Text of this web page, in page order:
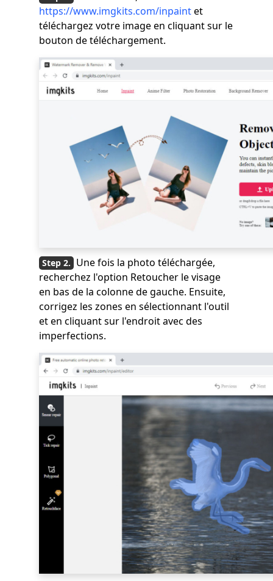
https://www.imgkits.com/inpaintet
téléchargez votre image en cliquant sur le
bouton de téléchargement.
Une fois la photo téléchargée,
recherchez l'option Retoucher le visage
en bas de la colonne de gauche. Ensuite,
corrigez les zones en sélectionnant l'outil
et en cliquant sur l'endroit avec des
imperfections.